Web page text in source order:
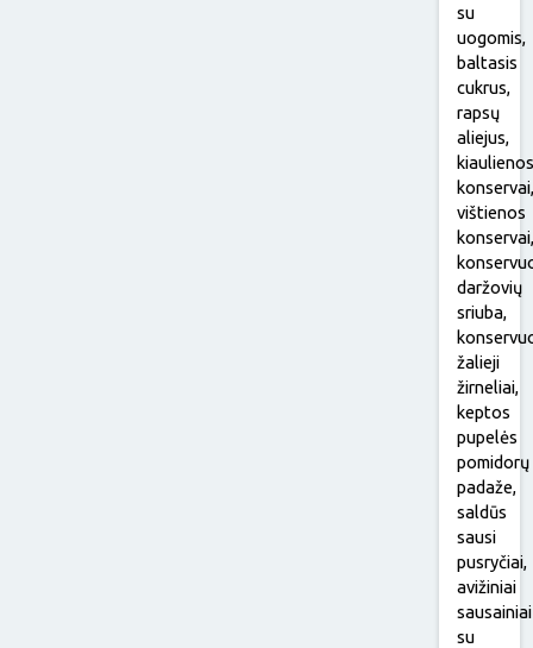
su
uogomis,
baltasis
cukrus,
rapsų
aliejus,
vištienos
daržovių
sriuba,
žalieji
žirneliai,
keptos
pupelės
pomidorų
padaže,
saldūs
sausi
pusryčiai,
avižiniai
sausainiai
su